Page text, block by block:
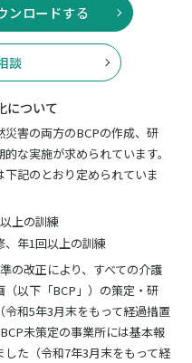
ウンロードする
相談
について
害の両方のBCPの作成、研
な実施が求められています。
記のとおり定められていま
上の訓練
、年1回以上の訓練
の改正により、すべての介護
以下「BCP」）の策定・研
和5年3月末をもって経過措置
未策定の事業所には基本報
た（令和7年3月末をもって経